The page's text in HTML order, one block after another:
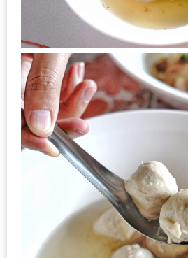
200
ชี้
เบาะแส
ความ
อร่อย
ตาม
รอย
อ้วน